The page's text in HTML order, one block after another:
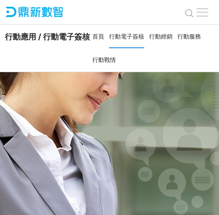
行動應用 / 行動電子簽核 首頁 行動電子簽核 行動經銷 行動服務
行動戰情